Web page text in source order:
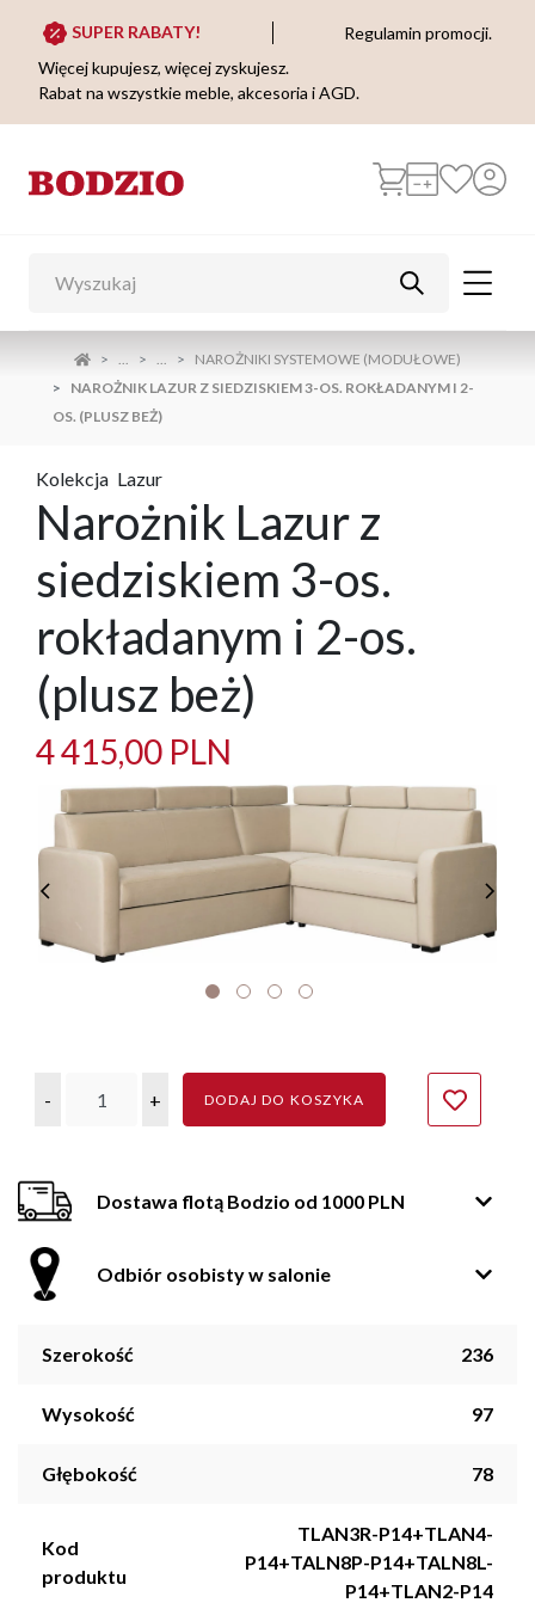
SUPER RABATY!
Regulamin promocji.
Więcej kupujesz, więcej zyskujesz.
Rabat na wszystkie meble, akcesoria i AGD.
... ...
NAROŻNIKI SYSTEMOWE (MODUŁOWE)
NAROŻNIK LAZUR Z SIEDZISKIEM 3-OS. ROKŁADANYM I 2-
OS. (PLUSZ BEŻ)
Kolekcja Lazur
Narożnik Lazur z
siedziskiem 3-os.
rokładanym i 2-os.
(plusz beż)
4 415,00 PLN
- + DODAJ DO KOSZYKA
Dostawa flotą Bodzio od 1000 PLN
Odbiór osobisty w salonie
Szerokość 236
Wysokość 97
Głębokość 78
Kod
produktu
TLAN3R-P14+TLAN4-
P14+TALN8P-P14+TALN8L-
P14+TLAN2-P14